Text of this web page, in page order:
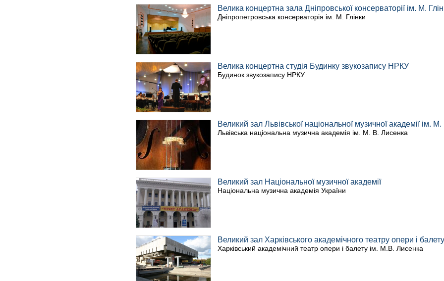
Велика концертна зала Дніпровської консерваторії ім. М.
Дніпропетровська консерваторія ім. М. Глінки
Велика концертна студія Будинку звукозапису НРКУ
Будинок звукозапису НРКУ
Великий зал Львівської національної музичної академії ім.
Львівська національна музична академія ім. М. В. Лисенка
Великий зал Національної музичної академії
Національна музична академія України
Великий зал Харківського академічного театру опери і
Харківський академічний театр опери і балету ім. М.В. Лисенка